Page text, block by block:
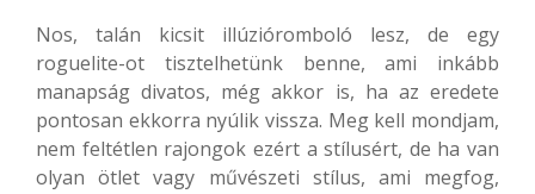
Nos, talán kicsit illúzióromboló lesz, de egy
roguelite-ot tisztelhetünk benne, ami inkább
manapság divatos, még akkor is, ha az eredete
pontosan ekkorra nyúlik vissza. Meg kell mondjam,
nem feltétlen rajongok ezért a stílusért, de ha van
olyan ötlet vagy művészeti stílus, ami megfog,